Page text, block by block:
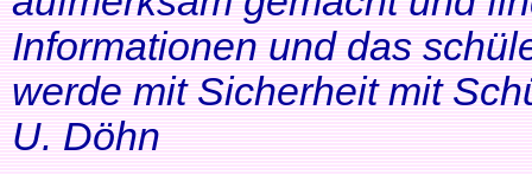
Informationen und das
werde mit Sicherheit mit
U. Döhn